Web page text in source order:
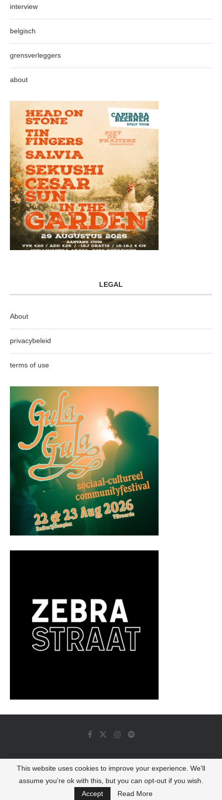
interview
belgisch
grensverleggers
about
LEGAL
About
privacybeleid
terms of use
© 2022 - Luminous Dash All Rights Reserved
BACK TO TOP
This website uses cookies to improve your experience. We'll
assume you're ok with this, but you can opt-out if you wish.
Accept
Read More